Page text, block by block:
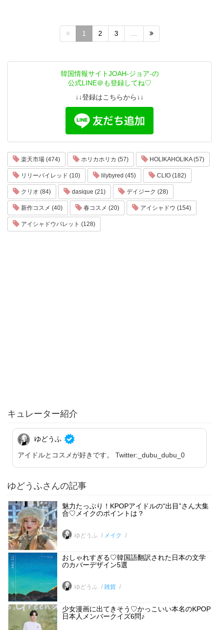
1 2 3
韓国情報サイトJOAH-ジョア-の
公式LINE＠も登録してね♡
↓↓登録はこちらから↓↓
楽天市場 (474) ホリカホリカ (57) HOLIKAHOLIKA (57)
リリーバイレッド (10) lilybyred (45) CLIO (182)
クリオ (84) dasique (21) デイジーク (28)
新作コスメ (40) 春コスメ (20) アイシャドウ (154)
アイシャドウパレット (128)
キュレーター紹介
ゆどうふ
アイドルとコスメが好きです。 Twitter:_dubu_dubu_0
ゆどうふさんの記事
魅力たっぷり！KPOPアイドルの“出目”さん大集
合♡メイクのポイントは？
ゆどうふ メイク
おしゃれすぎる♡韓国語翻訳された日本の文学
のカバーデザイン5選
ゆどうふ 雑貨
少女漫画に出てきそう♡かっこいい本名のKPOP
日本人メンバークイズ6問♪